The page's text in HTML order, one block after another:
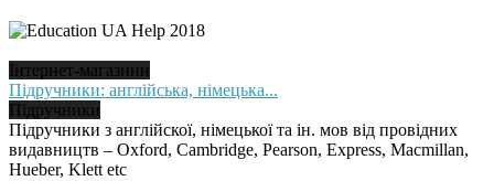
Інтернет-магазини
Підручники: англійська, німецька...
Підручники
Підручники з англійскої, німецької та ін. мов від провідних
видавництв – Oxford, Cambridge, Pearson, Express, Macmillan,
Hueber, Klett etc